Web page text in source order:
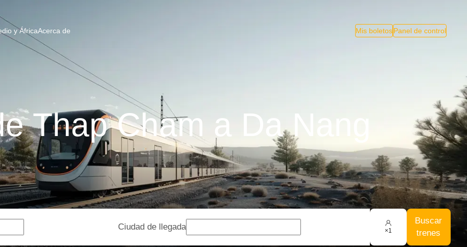
y ÁfricaAcerca de Mis boletosPanel de control
Thap Cham a Da Nang
Ciudad de llegada ×1
Buscar
trenes